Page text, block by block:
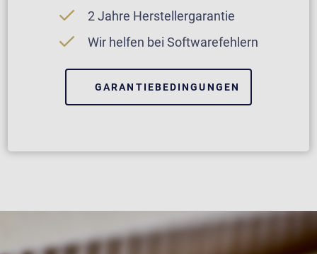
2 Jahre Herstellergarantie
Wir helfen bei Softwarefehlern
GARANTIEBEDINGUNGEN